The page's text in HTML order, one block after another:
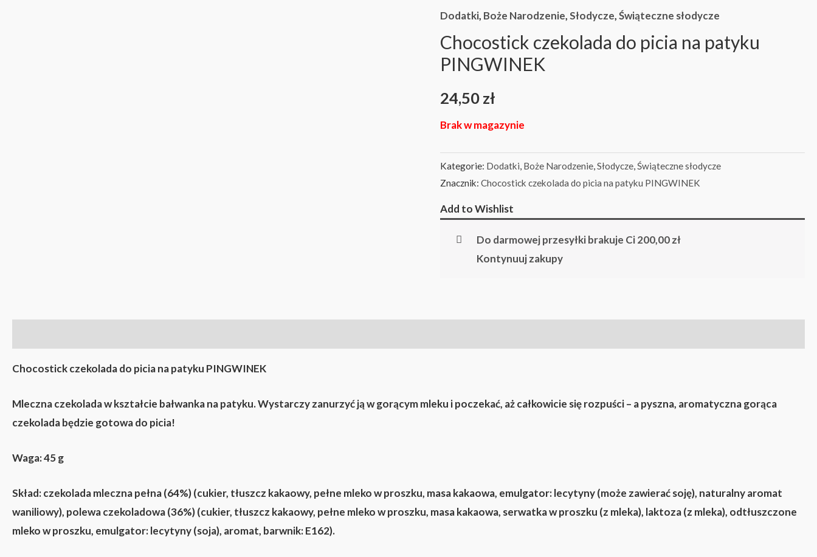
Dodatki, Boże Narodzenie,Słodycze,Świąteczne słodycze
Chocostick czekolada do picia na patyku
PINGWINEK
24,50 zł
Brak w magazynie
Kategorie: Dodatki, Boże Narodzenie,Słodycze,Świąteczne słodycze
Znacznik:Chocostick czekolada do picia na patyku PINGWINEK
Add to Wishlist
Do darmowej przesyłki brakuje Ci200,00zł
Kontynuuj zakupy
Chocostick czekolada do picia na patyku PINGWINEK
Mleczna czekolada w kształcie bałwanka na patyku. Wystarczy zanurzyć ją w gorącym mleku i poczekać, aż całkowicie się rozpuści – a pyszna, aromatyczna gorąca
czekolada będzie gotowa do picia!
Waga: 45 g
Skład: czekolada mleczna pełna (64%) (cukier, tłuszcz kakaowy, pełne mleko w proszku, masa kakaowa, emulgator: lecytyny (może zawierać soję), naturalny aromat
waniliowy), polewa czekoladowa (36%) (cukier, tłuszcz kakaowy, pełne mleko w proszku, masa kakaowa, serwatka w proszku (z mleka), laktoza (z mleka), odtłuszczone
mleko w proszku, emulgator: lecytyny (soja), aromat, barwnik: E162).